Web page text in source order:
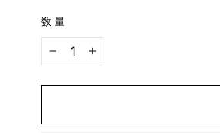
数量
− +